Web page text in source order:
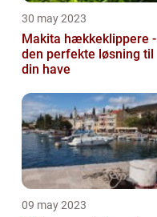
30 may 2023
Makita hækkeklippere -
den perfekte løsning til
din have
09 may 2023